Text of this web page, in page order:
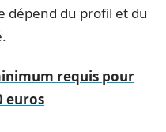
dépend du profil et du
requis pour
euros